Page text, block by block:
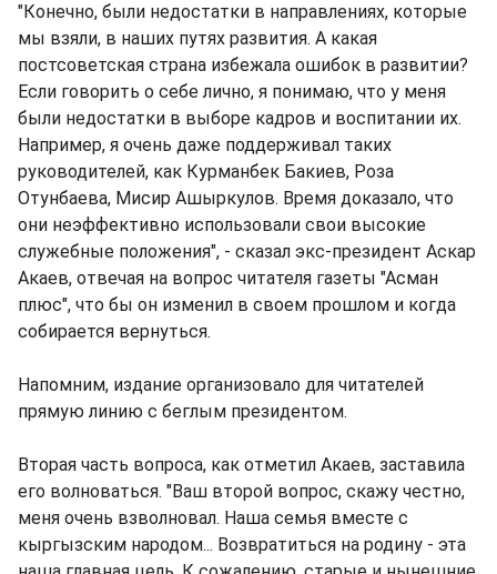
"Конечно, были недостатки в направлениях, которые
мы взяли, в наших путях развития. А какая
постсоветская страна избежала ошибок в развитии?
Если говорить о себе лично, я понимаю, что у меня
были недостатки в выборе кадров и воспитании их.
Например, я очень даже поддерживал таких
руководителей, как Курманбек Бакиев, Роза
Отунбаева, Мисир Ашыркулов. Время доказало, что
они неэффективно использовали свои высокие
служебные положения", - сказал экс-президент Аскар
Акаев, отвечая на вопрос читателя газеты "Асман
плюс", что бы он изменил в своем прошлом и когда
собирается вернуться.
Напомним, издание организовало для читателей
прямую линию с беглым президентом.
Вторая часть вопроса, как отметил Акаев, заставила
его волноваться. "Ваш второй вопрос, скажу честно,
меня очень взволновал. Наша семья вместе с
кыргызским народом... Возвратиться на родину - эта